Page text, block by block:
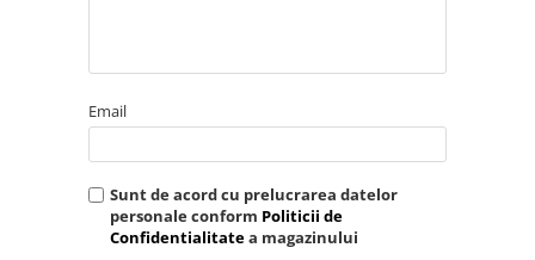
Email
Sunt de acord cu prelucrarea datelor
personale conform Politicii de
Confidentialitatea magazinului